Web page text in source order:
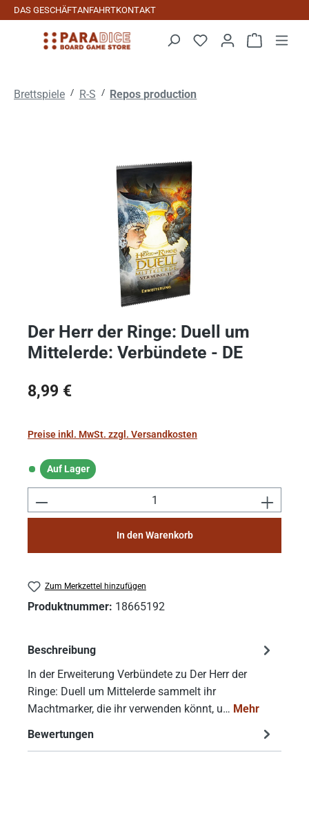
Zum Hauptinhalt springen
DAS GESCHÄFTANFAHRTKONTAKT
Brettspiele / R-S / Repos production
Bildergalerie überspringen
Der Herr der Ringe: Duell um
Mittelerde: Verbündete - DE
Regulärer Preis:
8,99 €
Preise inkl. MwSt. zzgl. Versandkosten
Auf Lager
Auf Lager
Produkt Anzahl: Gib den gewünschten
In den Warenkorb
Zum Merkzettel hinzufügen
Produktnummer: 18665192
Beschreibung
In der Erweiterung Verbündete zu Der Herr der
Ringe: Duell um Mittelerde sammelt ihr
Machtmarker, die ihr verwenden könnt, u… Mehr
Bewertungen